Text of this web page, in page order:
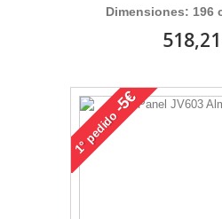
Dimensiones: 196
1°
pedido
-5€